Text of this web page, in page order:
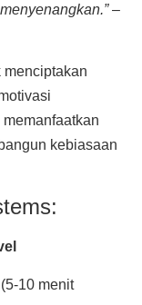
–
menciptakan
kebiasaan
10 menit